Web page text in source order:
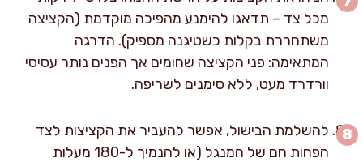
מכל צד – תדאגו להימנע מהפיכה מוקדמת (הקציצה
משתחררת בקלות כשטיגנה מספיק). הדרגה
המתאימה: פני הקציצה שחומים אך הפנים נותר עסיסי
וורדרד מעט, ללא סימנים לשריפה.
להשלמת הבישול, אפשר להעביר את הקציצות לצד
הפחות חם של המנגל (או להנמיך ל-180 מעלות